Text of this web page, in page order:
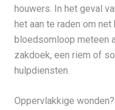
houwers. In het geval
het aan te raden om
bloedsomloop meteen
zakdoek, een riem of
hulpdiensten.
Oppervlakkige